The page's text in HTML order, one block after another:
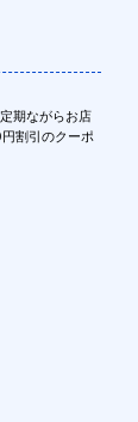
期ながらお店
割引のクーポ